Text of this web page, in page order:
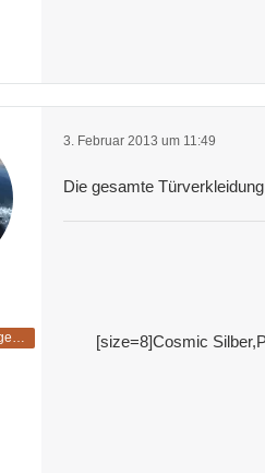
3. Februar 2013 um 11:49
Die gesamte
[size=8]Cosmic